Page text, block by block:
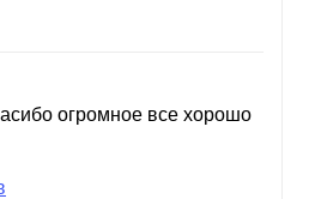
огромное все хорошо